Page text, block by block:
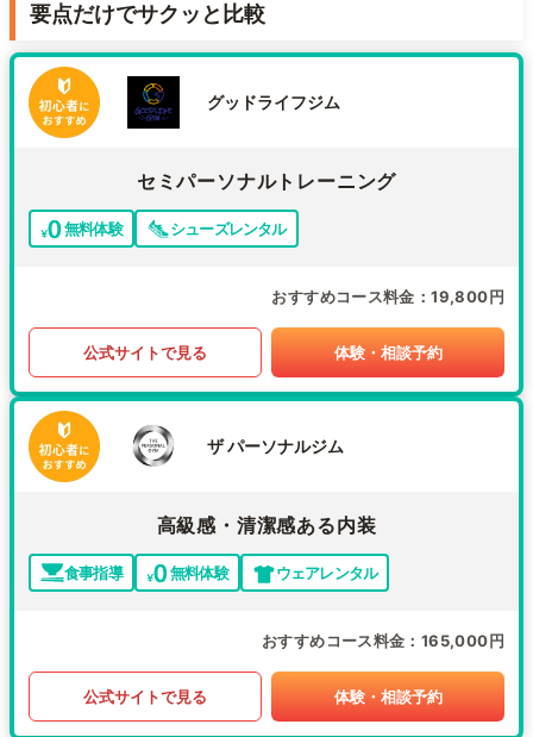
要点だけでサクッと比較
グッドライフジム
セミパーソナルトレーニング
無料体験 シューズレンタル
おすすめコース料金 19,800円
公式サイトで見る 体験・相談予約
ザ パーソナルジム
高級感・清潔感ある内装
食事指導 無料体験 ウェアレンタル
おすすめコース料金 165,000円
公式サイトで見る 体験・相談予約